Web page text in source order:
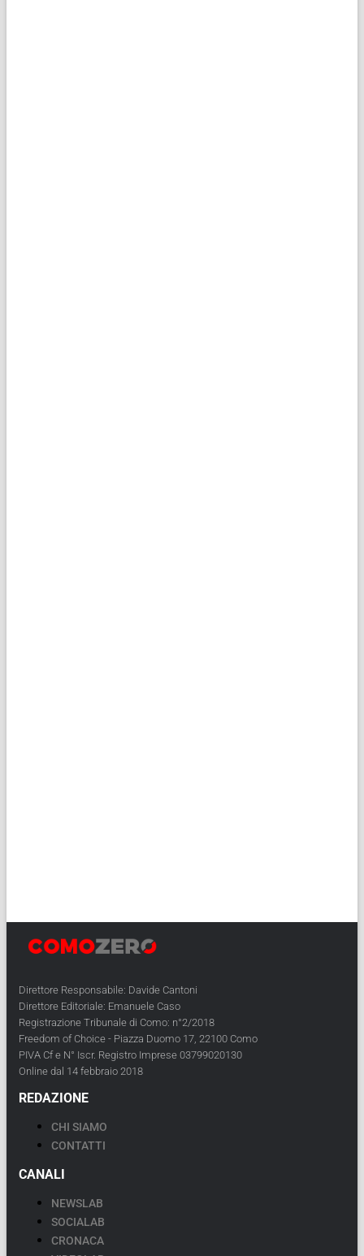
Direttore Responsabile: Davide Cantoni
Direttore Editoriale: Emanuele Caso
Registrazione Tribunale di Como: n°2/2018
Freedom of Choice - Piazza Duomo 17, 22100 Como
PIVA Cf e N° Iscr. Registro Imprese 03799020130
Online dal 14 febbraio 2018
REDAZIONE
CHI SIAMO
CONTATTI
CANALI
NEWSLAB
SOCIALAB
CRONACA